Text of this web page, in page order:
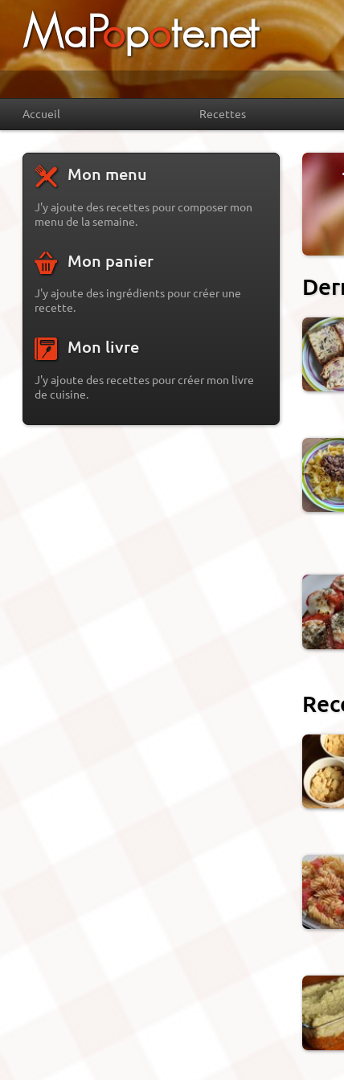
MaPopote.net
Accueil Recettes
Mon menu
J'y ajoute des recettes pour composer mon
menu de la semaine.
Mon panier
J'y ajoute des ingrédients pour créer une
recette.
Mon livre
J'y ajoute des recettes pour créer mon livre
de cuisine.